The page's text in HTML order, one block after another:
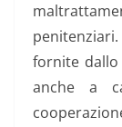
fornite
anche a